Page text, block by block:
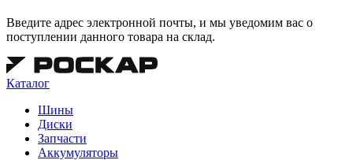
Введите адрес электронной почты, и мы уведомим вас о
поступлении данного товара на склад.
Каталог
Шины
Диски
Запчасти
Аккумуляторы